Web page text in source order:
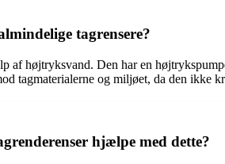
tagrensere?
af højtryksvand. Den har en
tagmaterialerne og miljøet, da den ikke
hjælpe med dette?